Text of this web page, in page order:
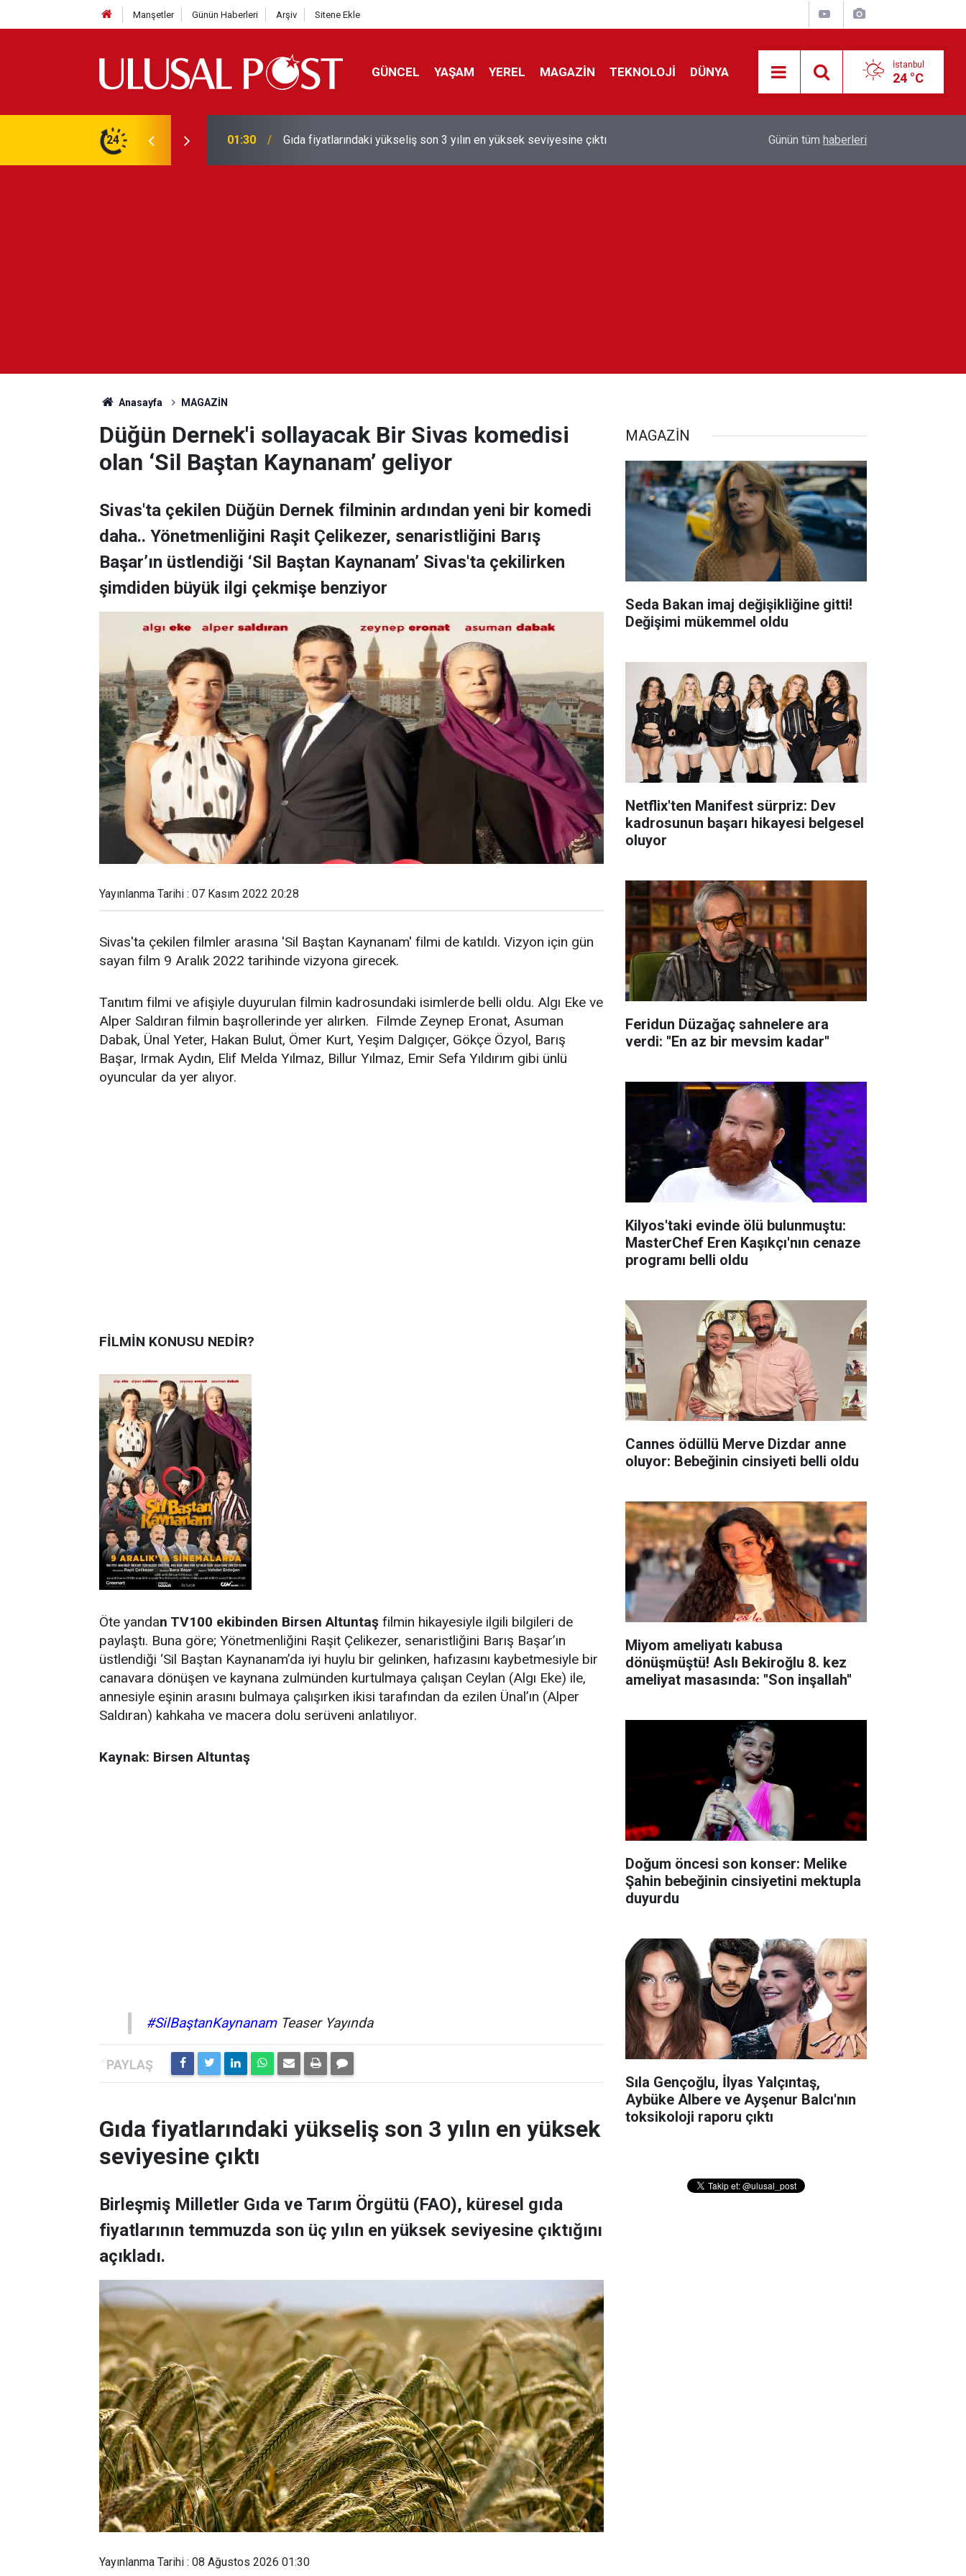
Manşetler Günün Haberleri Arşiv Sitene Ekle
GÜNCEL YAŞAM YEREL MAGAZİN TEKNOLOJİ DÜNYA İstanbul
24 °C
24
en yüksek seviyesine çıktı 01:26 Galatasaray'dan sekiz kişi hakkında savcılığa suç duyurusu
kontrol edecek
Günün tüm haberleri
Anasayfa MAGAZİN
Düğün Dernek'i sollayacak Bir Sivas komedisi
olan ‘Sil Baştan Kaynanam’ geliyor
Sivas'ta çekilen Düğün Dernek filminin ardından yeni bir komedi
daha.. Yönetmenliğini Raşit Çelikezer, senaristliğini Barış
Başar’ın üstlendiği ‘Sil Baştan Kaynanam’ Sivas'ta çekilirken
şimdiden büyük ilgi çekmişe benziyor
Yayınlanma Tarihi : 07 Kasım 2022 20:28
Sivas'ta çekilen filmler arasına 'Sil Baştan Kaynanam' filmi de katıldı. Vizyon için gün
sayan film 9 Aralık 2022 tarihinde vizyona girecek.
Tanıtım filmi ve afişiyle duyurulan filmin kadrosundaki isimlerde belli oldu. Algı Eke ve
Alper Saldıran filmin başrollerinde yer alırken. Filmde Zeynep Eronat, Asuman
Dabak, Ünal Yeter, Hakan Bulut, Ömer Kurt, Yeşim Dalgıçer, Gökçe Özyol, Barış
Başar, Irmak Aydın, Elif Melda Yılmaz, Billur Yılmaz, Emir Sefa Yıldırım gibi ünlü
oyuncular da yer alıyor.
FİLMİN KONUSU NEDİR?
Öte yandan TV100 ekibinden Birsen Altuntaş filmin hikayesiyle ilgili bilgileri de
paylaştı. Buna göre; Yönetmenliğini Raşit Çelikezer, senaristliğini Barış Başar’ın
üstlendiği ‘Sil Baştan Kaynanam’da iyi huylu bir gelinken, hafızasını kaybetmesiyle bir
canavara dönüşen ve kaynana zulmünden kurtulmaya çalışan Ceylan (Algı Eke) ile,
annesiyle eşinin arasını bulmaya çalışırken ikisi tarafından da ezilen Ünal’ın (Alper
Saldıran) kahkaha ve macera dolu serüveni anlatılıyor.
Kaynak: Birsen Altuntaş
#SilBaştanKaynanamTeaser Yayında
Gıda fiyatlarındaki yükseliş son 3 yılın en yüksek
seviyesine çıktı
Birleşmiş Milletler Gıda ve Tarım Örgütü (FAO), küresel gıda
fiyatlarının temmuzda son üç yılın en yüksek seviyesine çıktığını
açıkladı.
Yayınlanma Tarihi : 08 Ağustos 2026 01:30
MAGAZİN
Seda Bakan imaj değişikliğine gitti!
Değişimi mükemmel oldu
Netflix'ten Manifest sürpriz: Dev
kadrosunun başarı hikayesi belgesel
oluyor
Feridun Düzağaç sahnelere ara
verdi: ''En az bir mevsim kadar''
Kilyos'taki evinde ölü bulunmuştu:
MasterChef Eren Kaşıkçı'nın cenaze
programı belli oldu
Cannes ödüllü Merve Dizdar anne
oluyor: Bebeğinin cinsiyeti belli oldu
Miyom ameliyatı kabusa
dönüşmüştü! Aslı Bekiroğlu 8. kez
ameliyat masasında: ''Son inşallah''
Doğum öncesi son konser: Melike
Şahin bebeğinin cinsiyetini mektupla
duyurdu
Sıla Gençoğlu, İlyas Yalçıntaş,
Aybüke Albere ve Ayşenur Balcı'nın
toksikoloji raporu çıktı